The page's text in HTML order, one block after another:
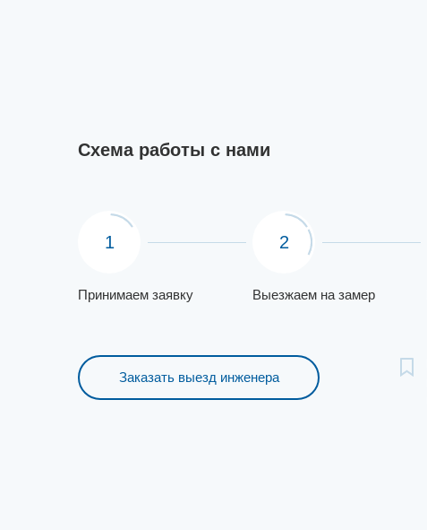
Схема работы с нами
1
Принимаем заявку
2
Выезжаем на замер
Заказать выезд инженера